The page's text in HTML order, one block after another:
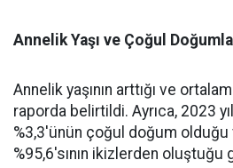
Annelik Yaşı ve Çoğul
Annelik yaşının arttığı ve
raporda belirtildi. Ayrıca, 2023
%3,3'ünün çoğul doğum olduğu
%95,6'sının ikizlerden oluştuğu